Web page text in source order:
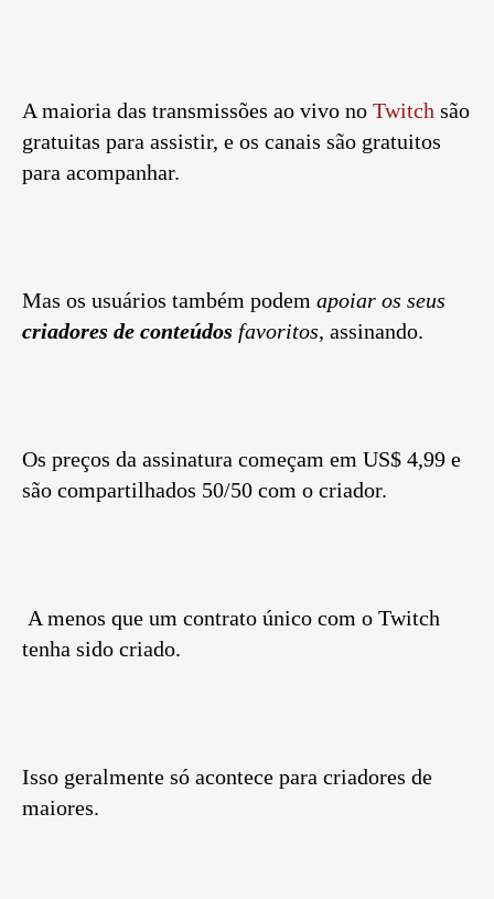
A maioria das transmissões ao vivo no Twitch são
gratuitas para assistir, e os canais são gratuitos
para acompanhar.
Mas os usuários também podem apoiar os seus
criadores de conteúdos favoritos, assinando.
Os preços da assinatura começam em US$ 4,99 e
são compartilhados 50/50 com o criador.
A menos que um contrato único com o Twitch
tenha sido criado.
Isso geralmente só acontece para criadores de
maiores.